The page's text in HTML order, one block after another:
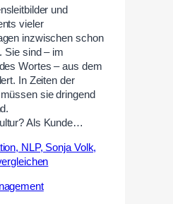
und
vieler
inzwischen schon
Sie sind – im
Wortes – aus dem
In Zeiten der
sie dringend
Als Kunde…